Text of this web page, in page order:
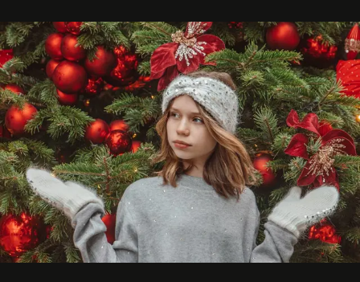
elegance is not hidden by darkness but revealed
through clarity, movement, and presence."